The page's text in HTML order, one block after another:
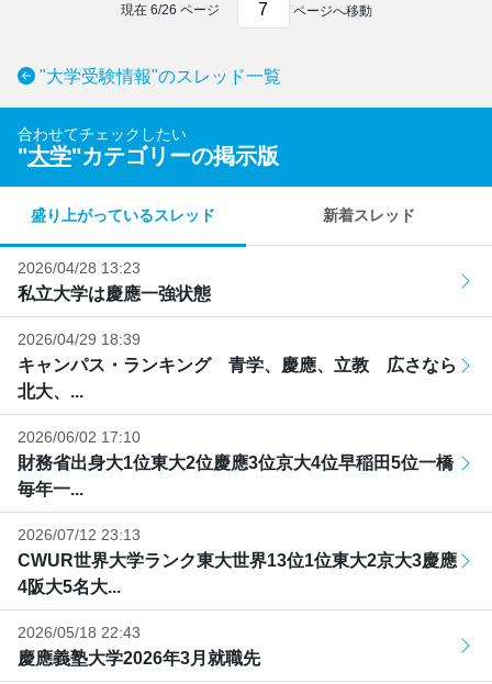
現在 6/26 ページ ページへ移動
"大学受験情報"のスレッド一覧
合わせてチェックしたい
"大学"カテゴリーの掲示版
盛り上がっているスレッド 新着スレッド
2026/04/28 13:23
私立大学は慶應一強状態
2026/04/29 18:39
キャンパス・ランキング 青学、慶應、立教 広さなら
北大、...
2026/06/02 17:10
財務省出身大1位東大2位慶應3位京大4位早稲田5位一橋
毎年一...
2026/07/12 23:13
CWUR世界大学ランク東大世界13位1位東大2京大3慶應
4阪大5名大...
2026/05/18 22:43
慶應義塾大学2026年3月就職先